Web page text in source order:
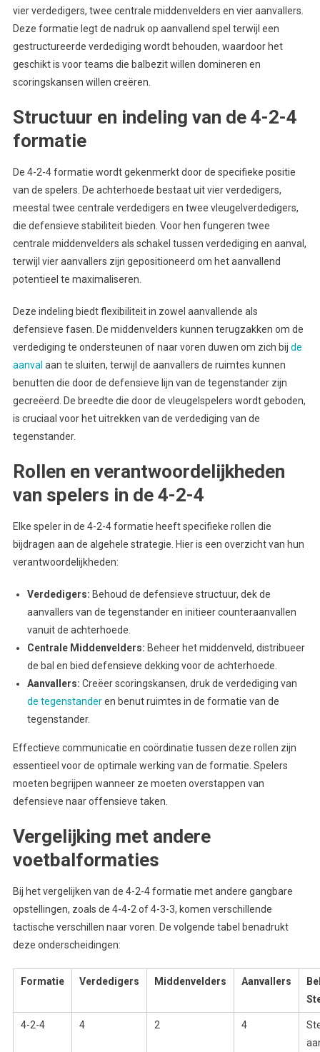
vier verdedigers, twee centrale middenvelders en vier aanvallers.
Deze formatie legt de nadruk op aanvallend spel terwijl een
gestructureerde verdediging wordt behouden, waardoor het
geschikt is voor teams die balbezit willen domineren en
scoringskansen willen creëren.
Structuur en indeling van de 4-2-4
formatie
De 4-2-4 formatie wordt gekenmerkt door de specifieke positie
van de spelers. De achterhoede bestaat uit vier verdedigers,
meestal twee centrale verdedigers en twee vleugelverdedigers,
die defensieve stabiliteit bieden. Voor hen fungeren twee
centrale middenvelders als schakel tussen verdediging en aanval,
terwijl vier aanvallers zijn gepositioneerd om het aanvallend
potentieel te maximaliseren.
Deze indeling biedt flexibiliteit in zowel aanvallende als
defensieve fasen. De middenvelders kunnen terugzakken om de
verdediging te ondersteunen of naar voren duwen om zich bij de
aanval aan te sluiten, terwijl de aanvallers de ruimtes kunnen
benutten die door de defensieve lijn van de tegenstander zijn
gecreëerd. De breedte die door de vleugelspelers wordt geboden,
is cruciaal voor het uitrekken van de verdediging van de
tegenstander.
Rollen en verantwoordelijkheden
van spelers in de 4-2-4
Elke speler in de 4-2-4 formatie heeft specifieke rollen die
bijdragen aan de algehele strategie. Hier is een overzicht van hun
verantwoordelijkheden:
Verdedigers: Behoud de defensieve structuur, dek de
aanvallers van de tegenstander en initieer counteraanvallen
vanuit de achterhoede.
Centrale Middenvelders: Beheer het middenveld, distribueer
de bal en bied defensieve dekking voor de achterhoede.
Aanvallers: Creëer scoringskansen, druk de verdediging van
de tegenstanderen benut ruimtes in de formatie van de
tegenstander.
Effectieve communicatie en coördinatie tussen deze rollen zijn
essentieel voor de optimale werking van de formatie. Spelers
moeten begrijpen wanneer ze moeten overstappen van
defensieve naar offensieve taken.
Vergelijking met andere
voetbalformaties
Bij het vergelijken van de 4-2-4 formatie met andere gangbare
opstellingen, zoals de 4-4-2 of 4-3-3, komen verschillende
tactische verschillen naar voren. De volgende tabel benadrukt
deze onderscheidingen:
Formatie Verdedigers Middenvelders Aanvallers
4-2-4 4 2 4